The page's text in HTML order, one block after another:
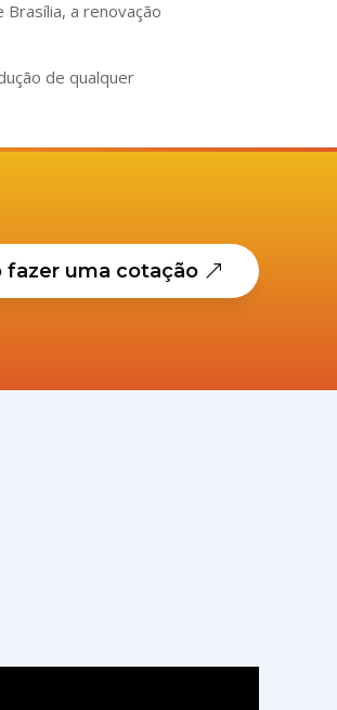
a renovação
de qualquer
fazer uma cotação